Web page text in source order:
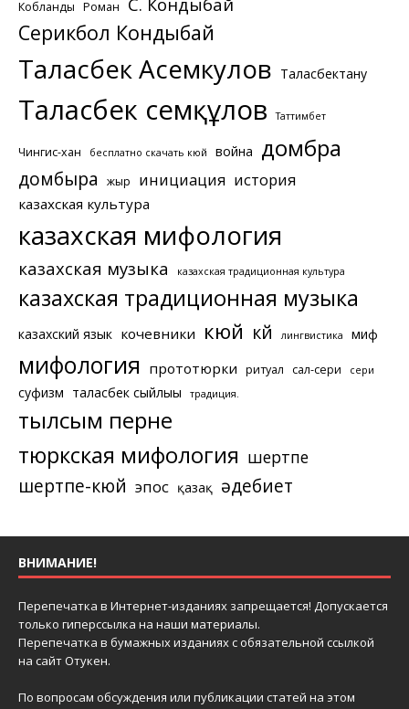
Кобланды Роман
Серикбол Кондыбай
Таласбек Асемкулов Таласбектану
Таласбек Әсемқұлов Таттимбет
Чингис-хан бесплатно скачать кюй война домбра
домбыра жыр инициация история
казахская культура
казахская мифология
казахская музыка казахская традиционная культура
казахская традиционная музыка
казахский язык кочевники кюй күй лингвистика миф
мифология прототюрки ритуал сал-сери сери
суфизм таласбек сыйлығы традиция.
тылсым перне
тюркская мифология шертпе
шертпе-кюй эпос қазақ әдебиет
ВНИМАНИЕ!
Перепечатка в Интернет-изданиях запрещается! Допускается
только гиперссылка на наши материалы.
Перепечатка в бумажных изданиях с обязательной ссылкой
на сайт Отукен.
По вопросам обсуждения или публикации статей на этом